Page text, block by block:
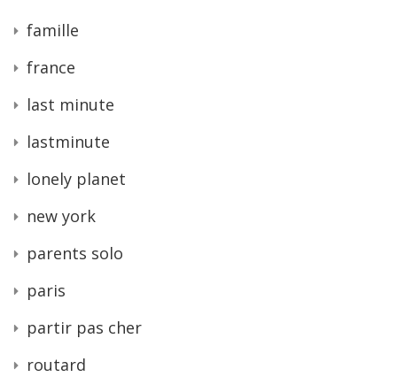
famille
france
last minute
lastminute
lonely planet
new york
parents solo
paris
partir pas cher
routard